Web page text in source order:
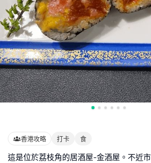
香港攻略 打卡 食
這是位於荔枝角的居酒屋-金酒屋。不近